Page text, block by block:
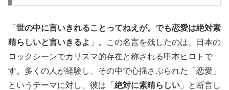
「 世の中に言いきれることってねえが。でも恋愛は絶対素
晴らしいと言いきるよ 」。この名言を残したのは、日本の
ロックシーンでカリスマ的存在と称される甲本ヒロトで
す。多くの人が経験し、その中で心揺さぶられた「恋愛」
というテーマに対し、彼は「 絶対に素晴らしい 」と断言し